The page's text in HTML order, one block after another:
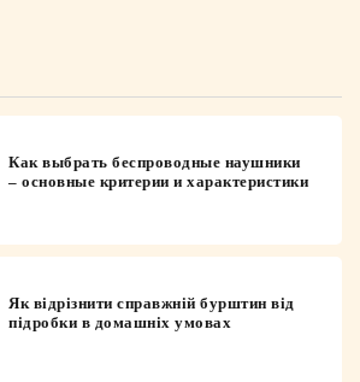
Как выбрать беспроводные наушники
– основные критерии и характеристики
Як відрізнити справжній бурштин від
підробки в домашніх умовах